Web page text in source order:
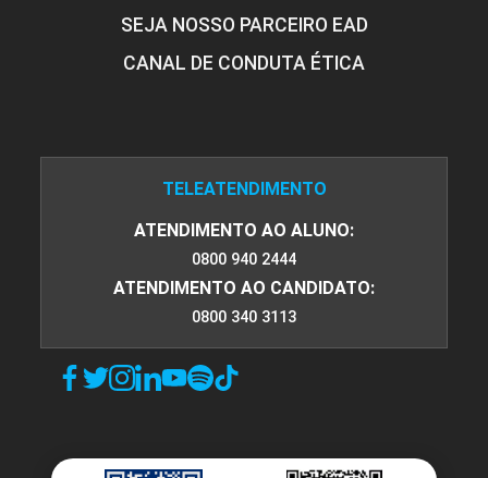
SEJA NOSSO PARCEIRO EAD
CANAL DE CONDUTA ÉTICA
TELEATENDIMENTO
ATENDIMENTO AO ALUNO:
0800 940 2444
ATENDIMENTO AO CANDIDATO:
0800 340 3113